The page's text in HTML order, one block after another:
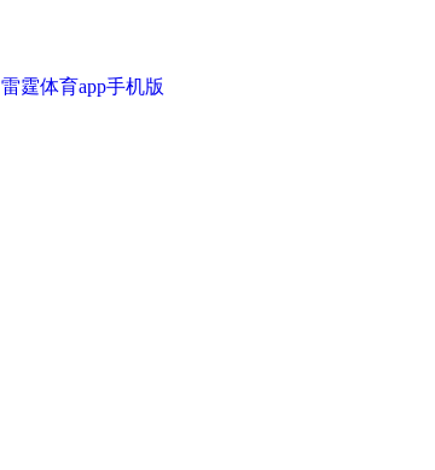
雷霆体育app手机版